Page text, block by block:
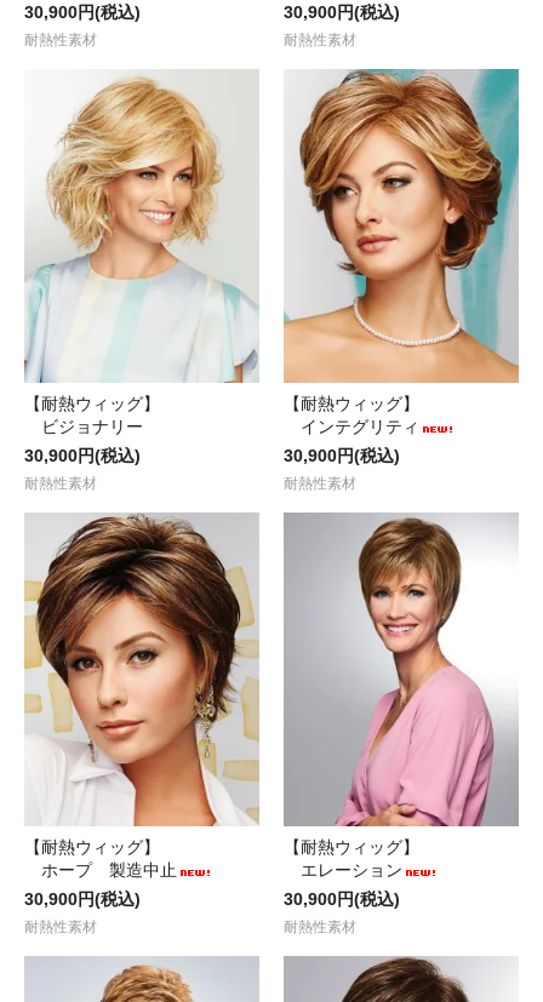
30,900円(税込)
耐熱性素材
30,900円(税込)
耐熱性素材
【耐熱ウィッグ】
ビジョナリー
30,900円(税込)
耐熱性素材
【耐熱ウィッグ】
インテグリティ
30,900円(税込)
耐熱性素材
【耐熱ウィッグ】
ホープ 製造中止
30,900円(税込)
耐熱性素材
【耐熱ウィッグ】
エレーション
30,900円(税込)
耐熱性素材